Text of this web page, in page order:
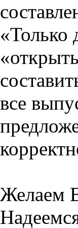
«Только
все
Желаем